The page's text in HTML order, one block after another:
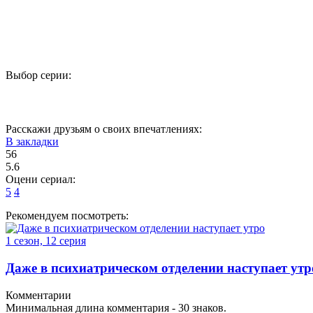
Выбор серии:
Расскажи друзьям о своих впечатлениях:
В закладки
56
5.6
Оцени сериал:
5 4
Рекомендуем посмотреть:
1 сезон, 12 серия
Даже в психиатрическом отделении наступает
Комментарии
Минимальная длина комментария - 30 знаков.